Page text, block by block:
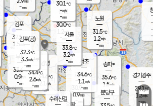
과천
30.9℃
0.9m/s
- mm
경기광주
29.1℃
1.3m/s
-mm
-mm
창
-
-m/
-
의왕
김포
32.1℃
1.5 m/s
mm
광명
34.6 ℃
2.1 m/s
-mm
부천
33.6℃
0.9m/s
-mm
구로
34.4℃
2.6m/s
-mm
은평
30.0℃
1.2 m/s
- mm
노원
31.5℃
1.2m/s
-mm
송파*
35.6℃
1.5m/s
-mm
서초
34.6℃
1.1 m/s
-mm
수리산길
분당구
30.1℃
-m/s
-mm
김포(공)
32.3℃
3.3m/s
-mm
서울
33.8℃
3.2m/s
-mm